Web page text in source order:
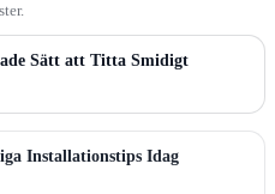
Sätt att Titta Smidigt
Installationstips Idag